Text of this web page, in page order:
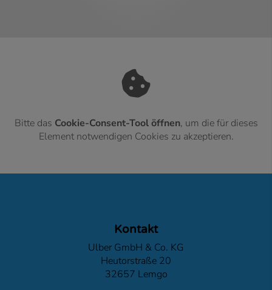
Bitte das Cookie-Consent-Tool öffnen, um die für dieses
Element notwendigen Cookies zu akzeptieren.
Kontakt
Ulber GmbH & Co. KG
Heutorstraße 20
32657 Lemgo